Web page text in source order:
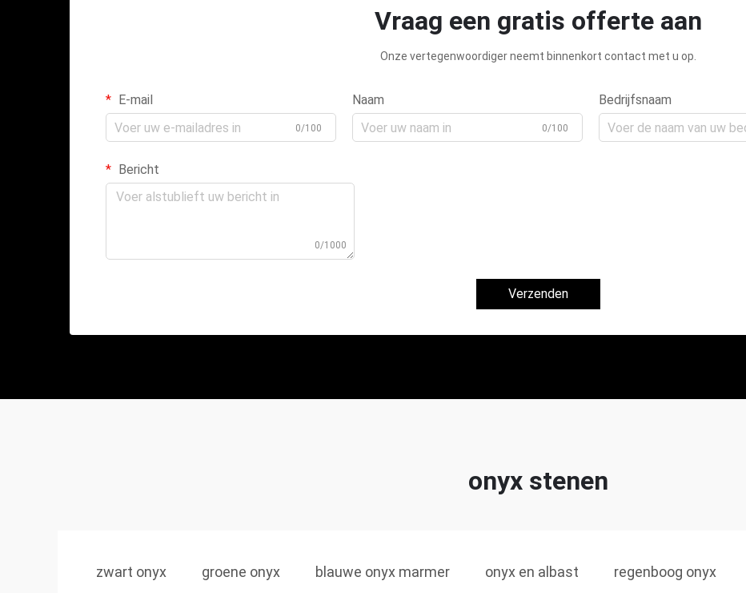
Vraag een gratis offerte aan
Onze vertegenwoordiger neemt binnenkort contact met u op.
E-mail
0/100
Naam
0/100
Bedrijfsnaam
Bericht
0/1000
Verzenden
onyx stenen
zwart onyx groene onyx blauwe onyx marmer onyx en albast regenboog onyx